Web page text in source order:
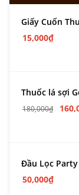
Giấy Cuốn
15,000₫
Thuốc lá sợi
180,000₫
Đầu Lọc
50,000₫